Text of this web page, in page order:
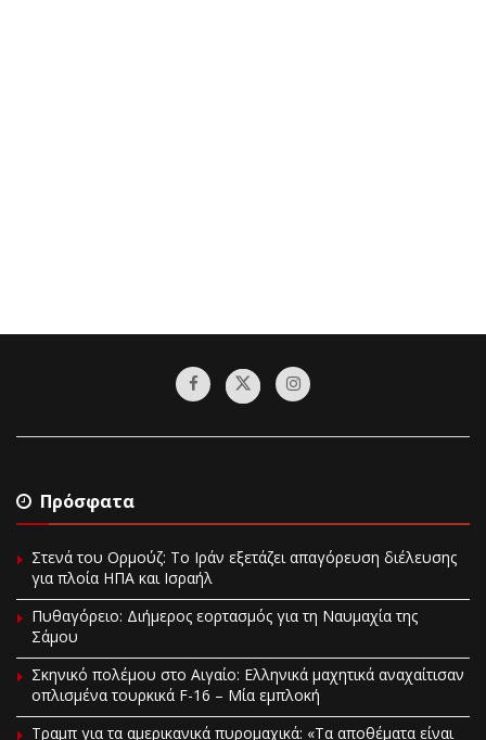
Πρόσφατα
Στενά του Ορμούζ: Το Ιράν εξετάζει απαγόρευση διέλευσης
για πλοία ΗΠΑ και Ισραήλ
Πυθαγόρειο: Διήμερος εορτασμός για τη Ναυμαχία της
Σάμου
Σκηνικό πολέμου στο Αιγαίο: Ελληνικά μαχητικά αναχαίτισαν
οπλισμένα τουρκικά F-16 – Μία εμπλοκή
Τραμπ για τα αμερικανικά πυρομαχικά: «Τα αποθέματα είναι